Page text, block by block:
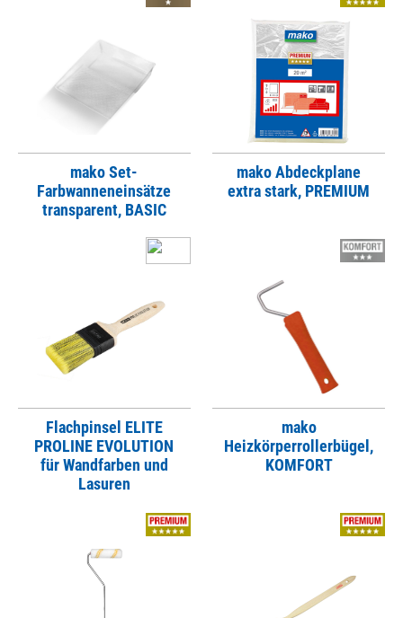
mako Set-
Farbwanneneinsätze
transparent, BASIC
mako Abdeckplane
extra stark, PREMIUM
Flachpinsel ELITE
PROLINE EVOLUTION
für Wandfarben und
Lasuren
mako
Heizkörperrollerbügel,
KOMFORT